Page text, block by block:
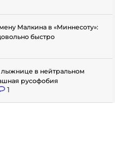
Малкина в «Миннесоту»:
быстро
в нейтральном
русофобия
1